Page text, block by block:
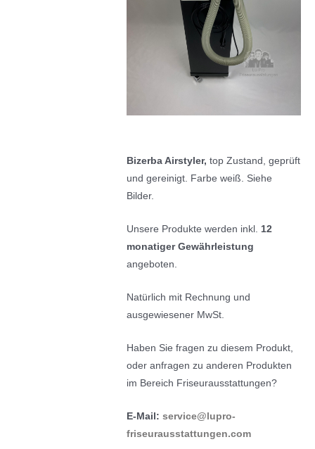
Bizerba Airstyler, top Zustand, geprüft
und gereinigt. Farbe weiß. Siehe
Bilder.
Unsere Produkte werden inkl. 12
monatiger Gewährleistung
angeboten.
Natürlich mit Rechnung und
ausgewiesener MwSt.
Haben Sie fragen zu diesem Produkt,
oder anfragen zu anderen Produkten
im Bereich Friseurausstattungen?
E-Mail: service@lupro-
friseurausstattungen.com